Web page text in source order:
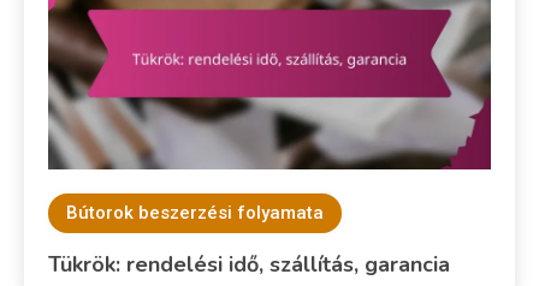
Bútorok beszerzési folyamata
Tükrök: rendelési idő, szállítás, garancia